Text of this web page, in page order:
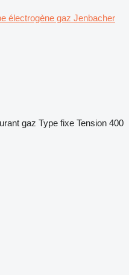
électrogène gaz Jenbacher
gaz Type fixe Tension 400